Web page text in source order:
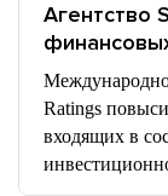
Агентство
Ratings
входящих в